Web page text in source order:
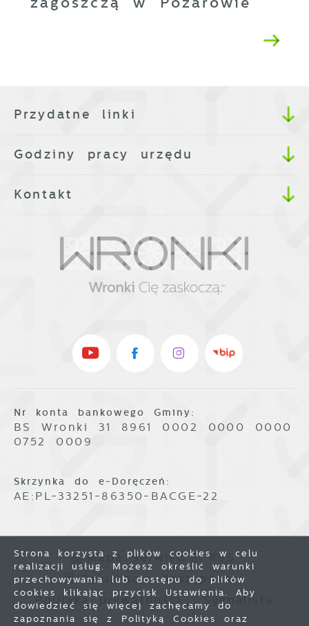
Przydatne linki
Godziny pracy urzędu
Kontakt
Nr konta bankowego Gminy:
BS Wronki 31 8961 0002 0000 0000
0752 0009
Skrzynka do e-Doręczeń:
AE:PL-33251-86350-BACGE-22
Mapa serwisu
RSS
Deklaracja dostępności
Polityka prywatności
Sygnalista
Strona korzysta z plików cookies w celu
realizacji usług. Możesz określić warunki
przechowywania lub dostępu do plików
cookies klikając przycisk Ustawienia. Aby
dowiedzieć się więcej zachęcamy do
zapoznania się z Polityką Cookies oraz